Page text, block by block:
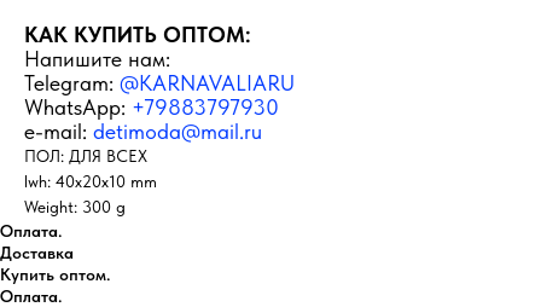
КАК КУПИТЬ ОПТОМ:
Напишите нам:
Telegram: @KARNAVALIARU
WhatsApp: +79883797930
e-mail: detimoda@mail.ru
ПОЛ: ДЛЯ ВСЕХ
lwh: 40x20x10 mm
Weight: 300 g
Оплата.
Доставка
Купить оптом.
Оплата.